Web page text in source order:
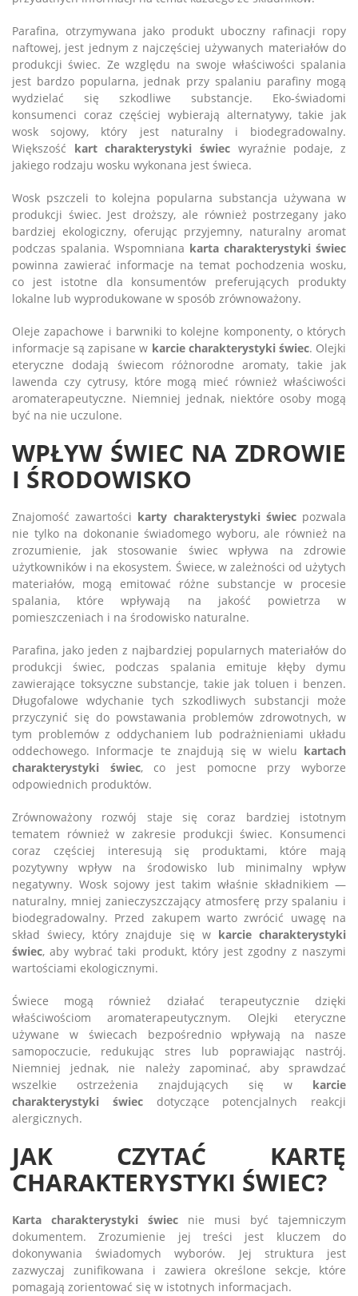
Parafina, otrzymywana jako produkt uboczny rafinacji ropy
naftowej, jest jednym z najczęściej używanych materiałów do
produkcji świec. Ze względu na swoje właściwości spalania
jest bardzo popularna, jednak przy spalaniu parafiny mogą
wydzielać się szkodliwe substancje. Eko-świadomi
konsumenci coraz częściej wybierają alternatywy, takie jak
wosk sojowy, który jest naturalny i biodegradowalny.
Większość kart charakterystyki świec wyraźnie podaje, z
jakiego rodzaju wosku wykonana jest świeca.
Wosk pszczeli to kolejna popularna substancja używana w
produkcji świec. Jest droższy, ale również postrzegany jako
bardziej ekologiczny, oferując przyjemny, naturalny aromat
podczas spalania. Wspomniana karta charakterystyki świec
powinna zawierać informacje na temat pochodzenia wosku,
co jest istotne dla konsumentów preferujących produkty
lokalne lub wyprodukowane w sposób zrównoważony.
Oleje zapachowe i barwniki to kolejne komponenty, o których
informacje są zapisane w karcie charakterystyki świec. Olejki
eteryczne dodają świecom różnorodne aromaty, takie jak
lawenda czy cytrusy, które mogą mieć również właściwości
aromaterapeutyczne. Niemniej jednak, niektóre osoby mogą
być na nie uczulone.
WPŁYW ŚWIEC NA ZDROWIE
I ŚRODOWISKO
Znajomość zawartości karty charakterystyki świecpozwala
nie tylko na dokonanie świadomego wyboru, ale również na
zrozumienie, jak stosowanie świec wpływa na zdrowie
użytkowników i na ekosystem. Świece, w zależności od użytych
materiałów, mogą emitować różne substancje w procesie
spalania, które wpływają na jakość powietrza w
pomieszczeniach i na środowisko naturalne.
Parafina, jako jeden z najbardziej popularnych materiałów do
produkcji świec, podczas spalania emituje kłęby dymu
zawierające toksyczne substancje, takie jak toluen i benzen.
Długofalowe wdychanie tych szkodliwych substancji może
przyczynić się do powstawania problemów zdrowotnych, w
tym problemów z oddychaniem lub podrażnieniami układu
oddechowego. Informacje te znajdują się w wielu kartach
charakterystyki świec, co jest pomocne przy wyborze
odpowiednich produktów.
Zrównoważony rozwój staje się coraz bardziej istotnym
tematem również w zakresie produkcji świec. Konsumenci
coraz częściej interesują się produktami, które mają
pozytywny wpływ na środowisko lub minimalny wpływ
negatywny. Wosk sojowy jest takim właśnie składnikiem —
naturalny, mniej zanieczyszczający atmosferę przy spalaniu i
biodegradowalny. Przed zakupem warto zwrócić uwagę na
skład świecy, który znajduje się w karcie charakterystyki
świec, aby wybrać taki produkt, który jest zgodny z naszymi
wartościami ekologicznymi.
Świece mogą również działać terapeutycznie dzięki
właściwościom aromaterapeutycznym. Olejki eteryczne
używane w świecach bezpośrednio wpływają na nasze
samopoczucie, redukując stres lub poprawiając nastrój.
Niemniej jednak, nie należy zapominać, aby sprawdzać
wszelkie ostrzeżenia znajdujących się w karcie
charakterystyki świecdotyczące potencjalnych reakcji
alergicznych.
JAK CZYTAĆ KARTĘ
CHARAKTERYSTYKI ŚWIEC?
Karta charakterystyki świec nie musi być tajemniczym
dokumentem. Zrozumienie jej treści jest kluczem do
dokonywania świadomych wyborów. Jej struktura jest
zazwyczaj zunifikowana i zawiera określone sekcje, które
pomagają zorientować się w istotnych informacjach.